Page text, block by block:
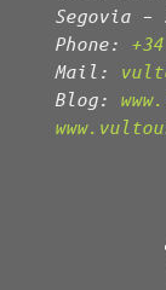
Segovia –
Phone:
Mail:
Blog: